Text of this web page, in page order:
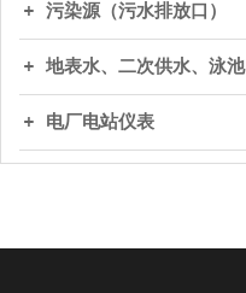
污染源（污水排放口）
地表水、二次供水、泳池
电厂电站仪表